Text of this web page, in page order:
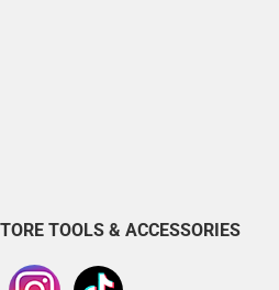
E TOOLS & ACCESSORIES